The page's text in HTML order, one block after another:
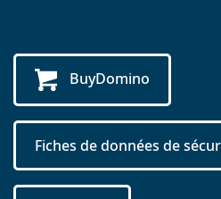
BuyDomino
Fiches de données de